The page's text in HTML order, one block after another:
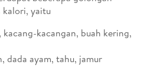
kalori, yaitu
kacangan, buah kering,
dada ayam, tahu, jamur